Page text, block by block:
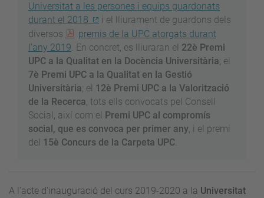
Universitat a les persones i equips guardonats
durant el 2018
i el lliurament de guardons dels
diversos
premis de la UPC atorgats durant
l'any 2019. En concret, es lliuraran el 22è Premi
UPC a la Qualitat en la Docència Universitària; el
7è Premi UPC a la Qualitat en la Gestió
Universitària; el 12è Premi UPC a la Valorització
de la Recerca, tots ells convocats pel Consell
Social, així com el Premi UPC al compromís
social, que es convoca per primer any, i el premi
del 15è Concurs de la Carpeta UPC.
A l'acte d'inauguració del curs 2019-2020 a la Universitat